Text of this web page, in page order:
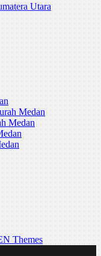
Utara
Medan
Medan
Themes